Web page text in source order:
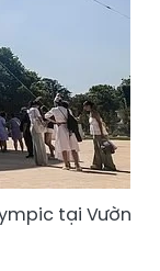
tại Vườn